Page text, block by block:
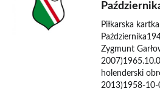
Piłkarska
Zygmunt
holenderski
2013)1958-10-